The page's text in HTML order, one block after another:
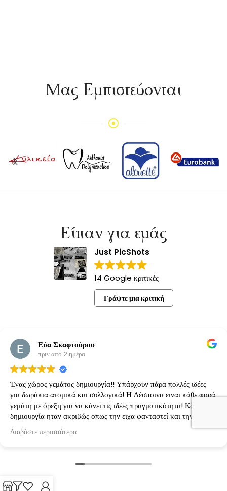
Mας Εμπιστεύονται
Είπαν για εμάς
Just PicShots
14 Google κριτικές
Γράψτε μια κριτική
Εύα Σκαφτούρου
πριν από 2 ημέρα
Ένας χώρος γεμάτος δημιουργία!! Υπάρχουν πάρα πολλές ιδέες
για δωράκια ατομικά και συλλογικά! Η Δέσποινα ειναι κάθε φορά
γεμάτη με όρεξη για να κάνει τις ιδέες πραγματικότητα! Κάθε
δημιουργία ηταν ακριβώς οπως την ειχα φανταστεί και την είχαμε
κανονίσει!
Διαβάστε περισσότερα